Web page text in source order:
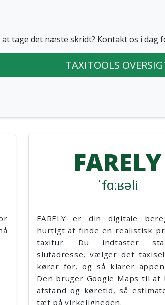
at tage det næste skridt? Kontakt os i dag
TAXITOOLS
FARELY
ˈfɑːʁəli
FARELY er din digitale
hurtigt at finde en realistisk
taxitur. Du indtaster
slutadresse, vælger det
kører for, og så klarer
Den bruger Google Maps til at
afstand og køretid, så
tæt på virkeligheden.